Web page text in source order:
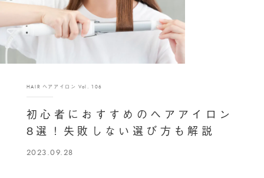
HAIR ヘアアイロン Vol. 106
初心者におすすめのヘアアイロン
8選！失敗しない選び方も解説
2023.09.28